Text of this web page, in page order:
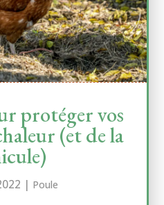
protéger vos
(et de la
| Poule